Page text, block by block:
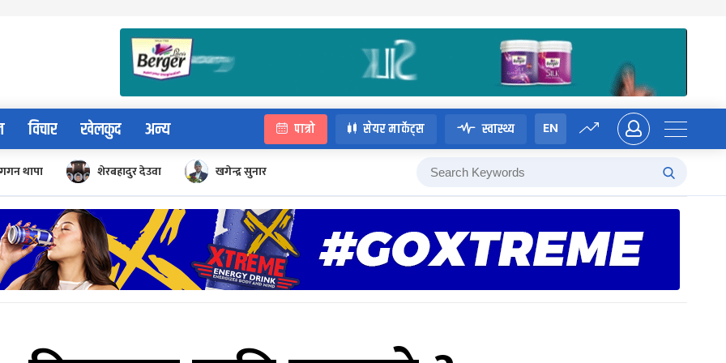
विचार खेलकुद अन्य पात्रो सेयर मार्केट्स स्वास्थ्य EN
गगन थापा शेरबहादुर देउवा खगेन्द्र सुनार